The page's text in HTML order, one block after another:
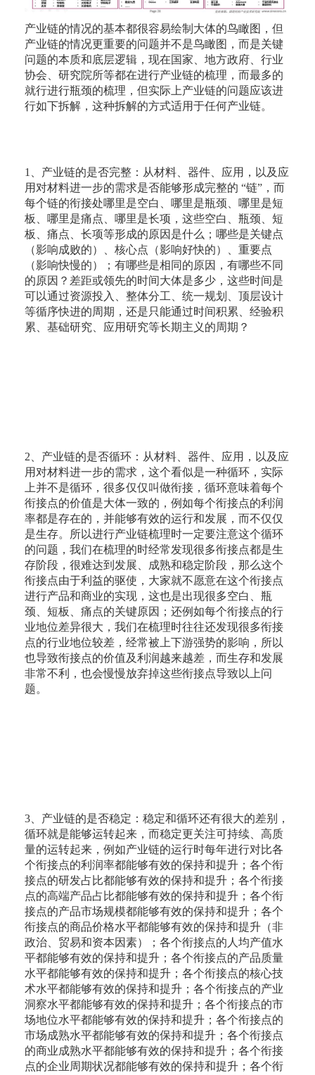
产业链的情况的基本都很容易绘制大体的鸟瞰图，但
产业链的情况更重要的问题并不是鸟瞰图，而是关键
问题的本质和底层逻辑，现在国家、地方政府、行业
协会、研究院所等都在进行产业链的梳理，而最多的
就行进行瓶颈的梳理，但实际上产业链的问题应该进
行如下拆解，这种拆解的方式适用于任何产业链。
1、产业链的是否完整：从材料、器件、应用，以及应
用对材料进一步的需求是否能够形成完整的 “链”，而
每个链的衔接处哪里是空白、哪里是瓶颈、哪里是短
板、哪里是痛点、哪里是长项，这些空白、瓶颈、短
板、痛点、长项等形成的原因是什么；哪些是关键点
（影响成败的）、核心点（影响好快的）、重要点
（影响快慢的）；有哪些是相同的原因，有哪些不同
的原因？差距或领先的时间大体是多少，这些时间是
可以通过资源投入、整体分工、统一规划、顶层设计
等循序快进的周期，还是只能通过时间积累、经验积
累、基础研究、应用研究等长期主义的周期？
2、产业链的是否循环：从材料、器件、应用，以及应
用对材料进一步的需求，这个看似是一种循环，实际
上并不是循环，很多仅仅叫做衔接，循环意味着每个
衔接点的价值是大体一致的，例如每个衔接点的利润
率都是存在的，并能够有效的运行和发展，而不仅仅
是生存。所以进行产业链梳理时一定要注意这个循环
的问题，我们在梳理的时经常发现很多衔接点都是生
存阶段，很难达到发展、成熟和稳定阶段，那么这个
衔接点由于利益的驱使，大家就不愿意在这个衔接点
进行产品和商业的实现，这也是出现很多空白、瓶
颈、短板、痛点的关键原因；还例如每个衔接点的行
业地位差异很大，我们在梳理时往往还发现很多衔接
点的行业地位较差，经常被上下游强势的影响，所以
也导致衔接点的价值及利润越来越差，而生存和发展
非常不利，也会慢慢放弃掉这些衔接点导致以上问
题。
3、产业链的是否稳定：稳定和循环还有很大的差别，
循环就是能够运转起来，而稳定更关注可持续、高质
量的运转起来，例如产业链的运行时每年进行对比各
个衔接点的利润率都能够有效的保持和提升；各个衔
接点的研发占比都能够有效的保持和提升；各个衔接
点的高端产品占比都能够有效的保持和提升；各个衔
接点的产品市场规模都能够有效的保持和提升；各个
衔接点的商品价格水平都能够有效的保持和提升（非
政治、贸易和资本因素）；各个衔接点的人均产值水
平都能够有效的保持和提升；各个衔接点的产品质量
水平都能够有效的保持和提升；各个衔接点的核心技
术水平都能够有效的保持和提升；各个衔接点的产业
洞察水平都能够有效的保持和提升；各个衔接点的市
场地位水平都能够有效的保持和提升；各个衔接点的
市场成熟水平都能够有效的保持和提升；各个衔接点
的商业成熟水平都能够有效的保持和提升；各个衔接
点的企业周期状况都能够有效的保持和提升；各个衔